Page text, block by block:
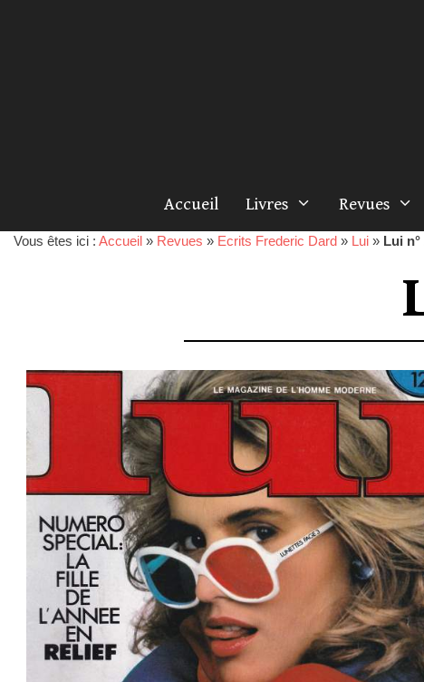
Accueil Livres Revues
Vous êtes ici : Accueil » Revues » Ecrits Frederic Dard » Lui » Lui n°